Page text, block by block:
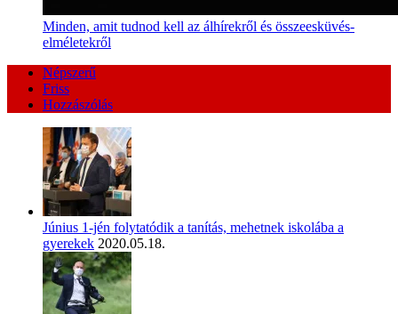
Minden, amit tudnod kell az álhírekről és összeesküvés-
elméletekről
Népszerű
Friss
Hozzászólás
Június 1-jén folytatódik a tanítás, mehetnek iskolába a
gyerekek 2020.05.18.